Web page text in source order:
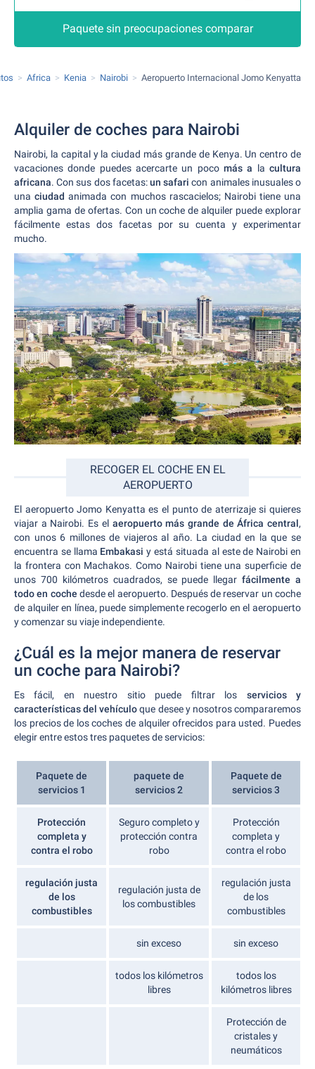
Paquete sin preocupaciones comparar
Africa Kenia Nairobi Aeropuerto Internacional Jomo Kenyatta
Alquiler de coches para Nairobi
Nairobi, la capital y la ciudad más grande de Kenya. Un centro de
vacaciones donde puedes acercarte un poco más a lacultura
africana. Con sus dos facetas:un safaricon animales inusuales o
unaciudad animada con muchos rascacielos; Nairobi tiene una
amplia gama de ofertas. Con un coche de alquiler puede explorar
fácilmente estas dos facetas por su cuenta y experimentar
mucho.
RECOGER EL COCHE EN EL
AEROPUERTO
El aeropuerto Jomo Kenyatta es el punto de aterrizaje si quieres
viajar a Nairobi. Es el aeropuerto más grande de África central,
con unos 6 millones de viajeros al año. La ciudad en la que se
encuentra se llama Embakasi y está situada al este de Nairobi en
la frontera con Machakos. Como Nairobi tiene una superficie de
unos 700 kilómetros cuadrados, se puede llegarfácilmente a
todo en coche desde el aeropuerto. Después de reservar un coche
de alquiler en línea, puede simplemente recogerlo en el aeropuerto
y comenzar su viaje independiente.
¿Cuál es la mejor manera de reservar
un coche para Nairobi?
Es fácil, en nuestro sitio puede filtrar los servicios y
características del vehículoque desee y nosotros compararemos
los precios de los coches de alquiler ofrecidos para usted. Puedes
elegir entre estos tres paquetes de servicios:
Paquete de
servicios 1
paquete de
servicios 2
Paquete de
servicios 3
Protección
completa y
contra el robo
Seguro completo y
protección contra
robo
Protección
completa y
contra el robo
regulación justa
de los
combustibles
regulación justa de
los combustibles
regulación justa
de los
combustibles
sin exceso sin exceso
todos los kilómetros
libres
todos los
kilómetros libres
Protección de
cristales y
neumáticos